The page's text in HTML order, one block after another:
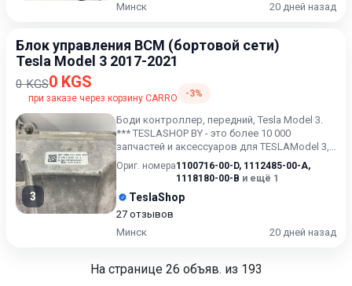
Минск
20 дней назад
Блок управления BCM (бортовой сети)
Tesla Model 3 2017-2021
0 KGS0 KGS
при заказе через корзину CARRO -3%
3
Боди контроллер, передний, Tesla Model 3.
*** TESLASHOP BY - это более 10 000
запчастей и аксессуаров для TESLAModel 3,
Model X, Model S, Mo...
Ориг. номера1100716-00-D, 1112485-00-A,
1118180-00-B и ещё 1
TeslaShop
27 отзывов
Минск
20 дней назад
На странице 26 объяв. из 193